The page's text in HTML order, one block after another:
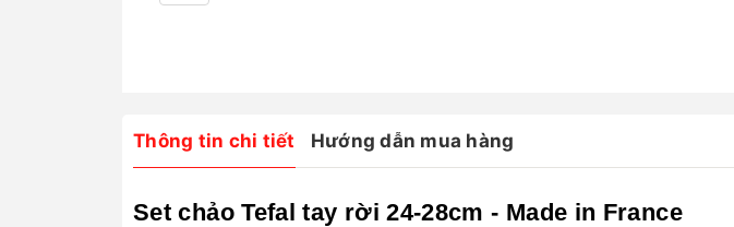
Thông tin chi tiết Hướng dẫn mua hàng
Set chảo Tefal tay rời 24-28cm - Made in France